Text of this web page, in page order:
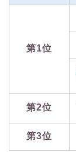
第1位
第2位
第3位